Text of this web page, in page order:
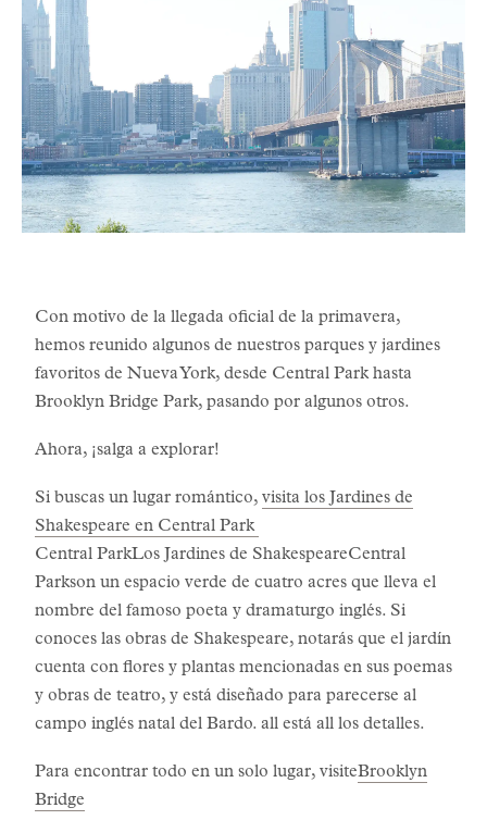
Con motivo de la llegada oficial de la primavera,
hemos reunido algunos de nuestros parques y jardines
favoritos de Nueva York, desde Central Park hasta
Brooklyn Bridge Park, pasando por algunos otros.
Ahora, ¡salga a explorar!
Si buscas un lugar romántico, visita los Jardines de
Shakespeare en Central Park
Central ParkLos Jardines de ShakespeareCentral
Parkson un espacio verde de cuatro acres que lleva el
nombre del famoso poeta y dramaturgo inglés. Si
conoces las obras de Shakespeare, notarás que el jardín
cuenta con flores y plantas mencionadas en sus poemas
y obras de teatro, y está diseñado para parecerse al
campo inglés natal del Bardo. all está all los detalles.
Para encontrar todo en un solo lugar, visiteBrooklyn
Bridge